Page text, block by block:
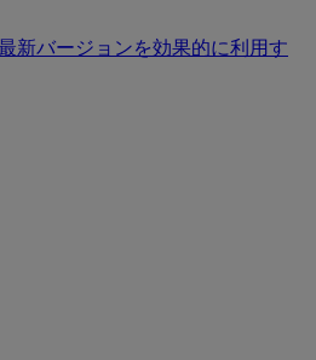
新バージョンを効果的に利用す